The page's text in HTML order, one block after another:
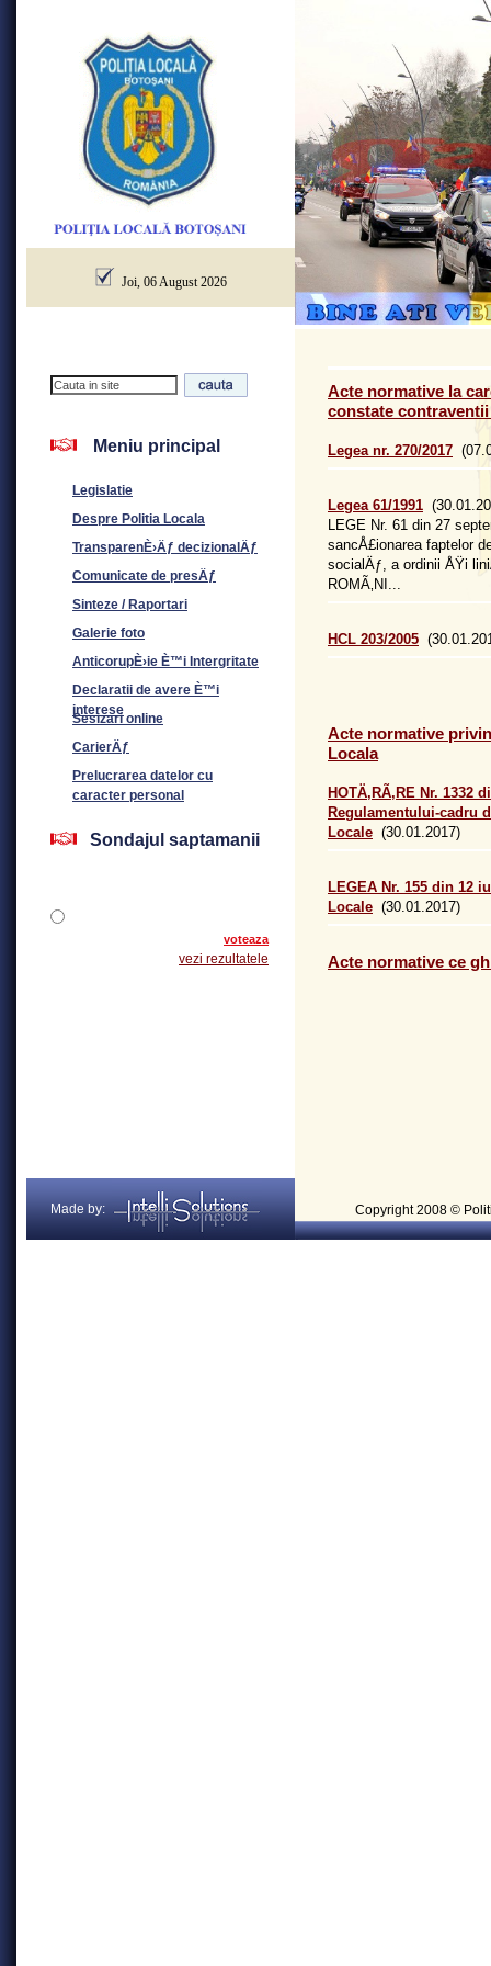
Joi, 06 August 2026
Acte normative la
constate
Legea nr. 270/2017
Legea 61/1991
LEGE Nr. 61 din 27
sancÅ£ionarea faptelor
socialÄƒ, a ordinii ÅŸi
ROMÃ‚NI...
HCL 203/2005
Acte normative
Locala
HOTÄ‚RÃ‚RE Nr.
Regulamentului-cadru
Locale (30.01.2017)
LEGEA Nr. 155 din 12
Locale (30.01.2017)
Acte normative ce
Meniu principal
Legislatie
Despre Politia Locala
TransparenÈ›Äƒ decizionalÄƒ
Comunicate de presÄƒ
Sinteze / Raportari
Galerie foto
AnticorupÈ›ie È™i Intergritate
Declaratii de avere È™i
interese
Sesizari online
CarierÄƒ
Prelucrarea datelor cu
caracter personal
Sondajul saptamanii
voteaza
vezi rezultatele
Copyright 2008 ©
Made by: